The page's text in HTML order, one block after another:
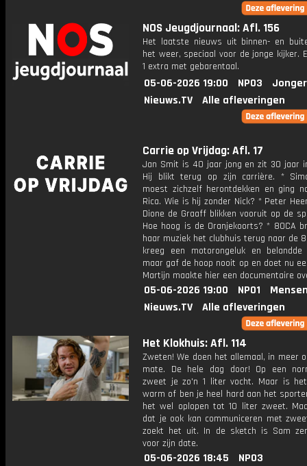
NOS Jeugdjournaal: Afl. 156
Het laatste nieuws uit binnen- en
het weer, speciaal voor de jonge kijker.
1 extra met gebarentaal.
05-06-2026 19:00 NPO3
Nieuws.TV
Alle afleveringen
Carrie op Vrijdag: Afl. 17
Jan Smit is 40 jaar jong en zit 30 jaar
Hij blikt terug op zijn carrière. *
moest zichzelf herontdekken en ging
Rica. Wie is hij zonder Nick? * Peter
Dione de Graaff blikken vooruit op de
Hoe hoog is de Oranjekoorts? * 80CA
haar muziek het clubhuis terug naar de
kreeg een motorongeluk en
maar gaf de hoop nooit op en doet nu
Martijn maakte hier een documentaire
05-06-2026 19:00 NPO1
Nieuws.TV
Alle afleveringen
Het Klokhuis: Afl. 114
Zweten! We doen het allemaal, in meer
mate. De hele dag door! Op een
zweet je zo'n 1 liter vocht. Maar is
warm of ben je heel hard aan het
het wel oplopen tot 10 liter zweet.
dat je ook kan communiceren met
zoekt het uit. In de sketch is Sam
voor zijn date.
05-06-2026 18:45
NPO3